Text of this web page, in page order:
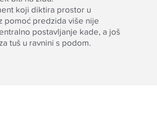
koji diktira prostor u
pomoć predzida više nije
postavljanje kade, a još
tuš u ravnini s podom.